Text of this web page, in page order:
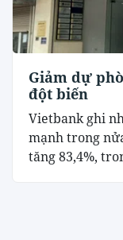
Giảm dự
đột biến
Vietbank ghi
mạnh trong
tăng 83,4%,